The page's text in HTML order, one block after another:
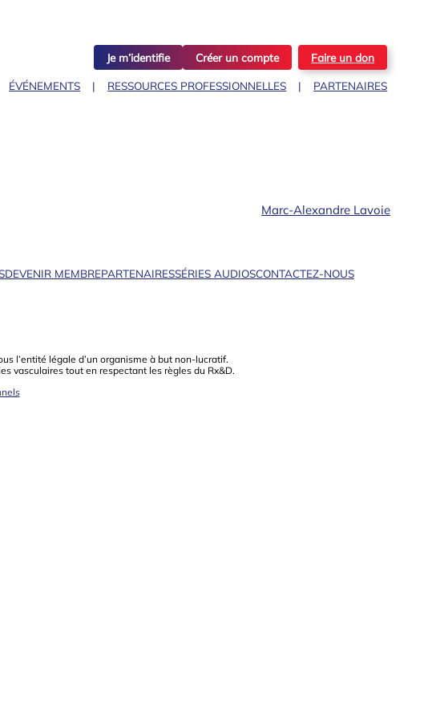
Je m’identifie Créer un compte Faire un don
ÉVÉNEMENTS RESSOURCES PROFESSIONNELLES PARTENAIRES
Marc-Alexandre Lavoie
DEVENIR MEMBREPARTENAIRESSÉRIES AUDIOSCONTACTEZ-NOUS
l’entité légale d’un organisme à but non-lucratif.
vasculaires tout en respectant les règles du Rx&D.